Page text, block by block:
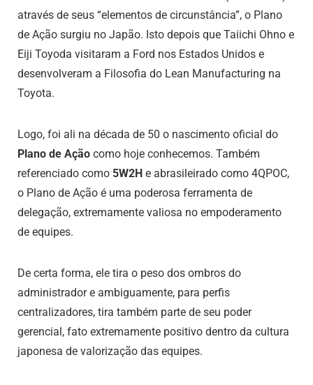
através de seus “elementos de circunstância”, o Plano
de Ação surgiu no Japão. Isto depois que Taiichi Ohno e
Eiji Toyoda visitaram a Ford nos Estados Unidos e
desenvolveram a Filosofia do Lean Manufacturing na
Toyota.
Logo, foi ali na década de 50 o nascimento oficial do
Plano de Ação como hoje conhecemos. Também
referenciado como 5W2H e abrasileirado como 4QPOC,
o Plano de Ação é uma poderosa ferramenta de
delegação, extremamente valiosa no empoderamento
de equipes.
De certa forma, ele tira o peso dos ombros do
administrador e ambiguamente, para perfis
centralizadores, tira também parte de seu poder
gerencial, fato extremamente positivo dentro da cultura
japonesa de valorização das equipes.